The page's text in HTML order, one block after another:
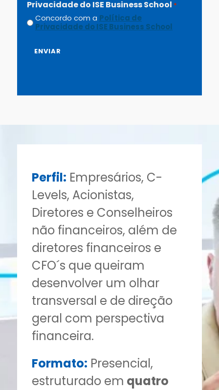
Privacidade do ISE Business School *
Concordo com a Política de
Privacidade do ISE Business School
Perfil: Empresários, C-
Levels, Acionistas,
Diretores e Conselheiros
não financeiros, além de
diretores financeiros e
CFO´s que queiram
desenvolver um olhar
transversal e de direção
geral com perspectiva
financeira.
Formato: Presencial,
estruturado em quatro